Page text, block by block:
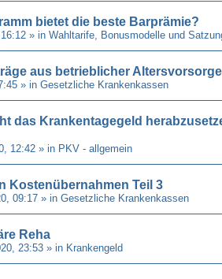
bietet die beste Barprämie?
» in Wahltarife, Bonusmodelle und
aus betrieblicher Altersvorsorge
» in Gesetzliche Krankenkassen
das Krankentagegeld
12:42 » in PKV - allgemein
Kostenübernahmen Teil 3
09:17 » in Gesetzliche Krankenkassen
Reha
23:53 » in Krankengeld